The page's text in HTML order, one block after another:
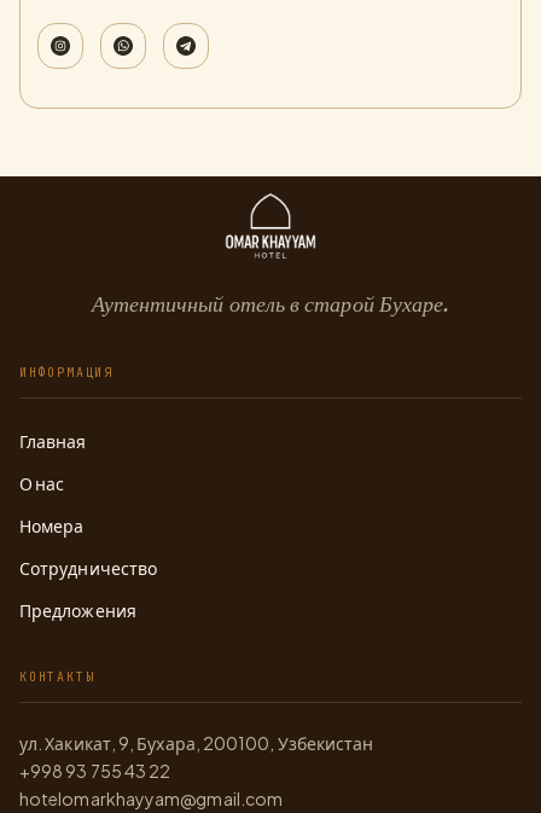
Аутентичный отель в старой Бухаре.
ИНФОРМАЦИЯ
Главная
О нас
Номера
Сотрудничество
Предложения
КОНТАКТЫ
ул. Хакикат, 9, Бухара, 200100, Узбекистан
+998 93 755 43 22
hotelomarkhayyam@gmail.com